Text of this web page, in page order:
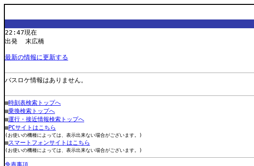
22:47現在
出発 末広橋
最新の情報に更新する
バスロケ情報はありません。
■時刻表検索トップへ
■乗換検索トップへ
■運行・接近情報検索トップへ
■PCサイトはこちら
(お使いの機種によっては、表示出来ない場合がございます。)
■スマートフォンサイトはこちら
(お使いの機種によっては、表示出来ない場合がございます。)
免責事項